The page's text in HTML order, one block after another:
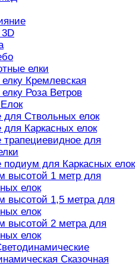
елки
Кремлевская
Роза Ветров
для Ствольных елок
Каркасных елок
для
подиум для Каркасных елок
высотой 1 метр для
елок
высотой 1,5 метра для
елок
высотой 2 метра для
елок
Сказочная